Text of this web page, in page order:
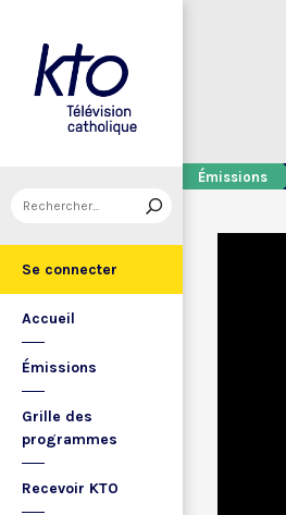
Se connecter
Accueil
Émissions
Grille des
programmes
Recevoir KTO
Émissions